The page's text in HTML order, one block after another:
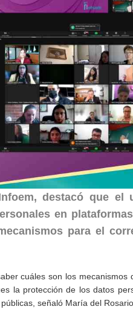
destacó que
en
para el
cuáles son los mecanismos
la protección de los datos
señaló María del Rosario